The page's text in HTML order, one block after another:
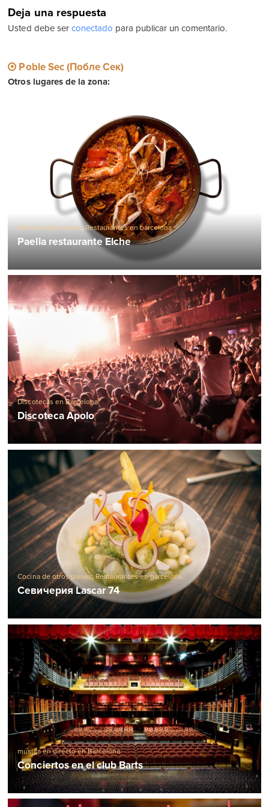
Deja una respuesta
Usted debe ser conectado para publicar un comentario.
Poble Sec (Побле Сек)
Otros lugares de la zona:
Paella en Barcelona,Restaurantes en barcelona
Paella restaurante Elche
Discotecas en Barcelona
Discoteca Apolo
Cocina de otros países,Restaurantes en barcelona
Севичерия Lascar 74
música en directo en Barcelona
Conciertos en el club Barts